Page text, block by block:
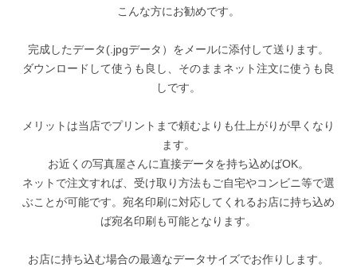
こんな方にお勧めです。
完成したデータ(.jpgデータ）をメールに添付して送ります。
ダウンロードして使うも良し、そのままネット注文に使うも良
しです。
メリットは当店でプリントまで頼むよりも仕上がりが早くなり
ます。
お近くの写真屋さんに直接データを持ち込めばOK。
ネットで注文すれば、受け取り方法もご自宅やコンビニ等で選
ぶことが可能です。宛名印刷に対応してくれるお店に持ち込め
ば宛名印刷も可能となります。
お店に持ち込む場合の最適なデータサイズでお作りします。